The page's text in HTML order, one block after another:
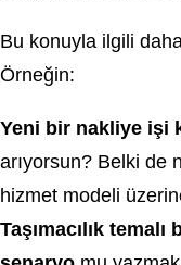
Bu konuyla ilgili
Örneğin:
Yeni bir nakliye işi
arıyorsun? Belki de
hizmet modeli
Taşımacılık